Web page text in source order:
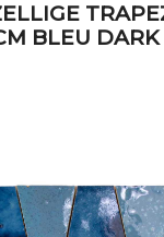
BLEU DARK